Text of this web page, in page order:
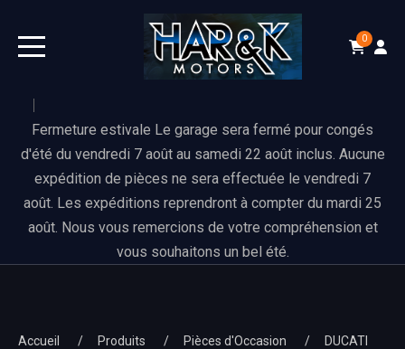
0
Fermeture estivale Le garage sera fermé pour congés
d'été du vendredi 7 août au samedi 22 août inclus. Aucune
expédition de pièces ne sera effectuée le vendredi 7
août. Les expéditions reprendront à compter du mardi 25
août. Nous vous remercions de votre compréhension et
vous souhaitons un bel été.
Accueil Produits Pièces d'Occasion
DUCATI